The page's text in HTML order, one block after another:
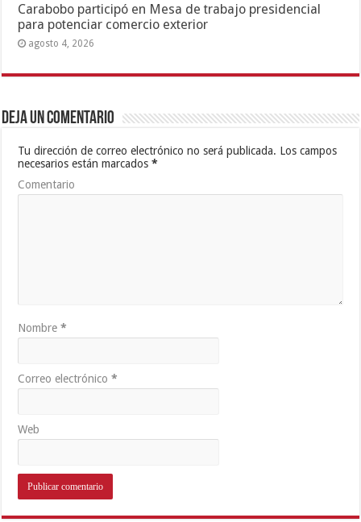
Carabobo participó en Mesa de trabajo presidencial
para potenciar comercio exterior
agosto 4, 2026
Deja un comentario
Tu dirección de correo electrónico no será publicada. Los campos
necesarios están marcados*
Comentario
Nombre*
Correo electrónico*
Web